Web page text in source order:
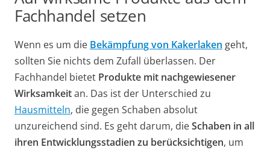
Fachhandel setzen
Wenn es um die Bekämpfung von Kakerlaken geht,
sollten Sie nichts dem Zufall überlassen. Der
Fachhandel bietet Produkte mit nachgewiesener
Wirksamkeitan. Das ist der Unterschied zu
Hausmitteln, die gegen Schaben absolut
unzureichend sind. Es geht darum, dieSchaben in all
ihren Entwicklungsstadien zu berücksichtigen, um